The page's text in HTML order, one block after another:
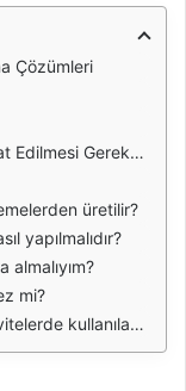
Çözümleri
Gerekenler
üretilir?
yapılmalıdır?
mi?
kullanılabilir?